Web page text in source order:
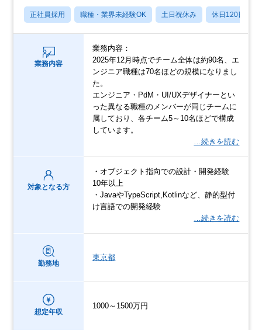
正社員採用 職種・業界未経験OK 土日祝休み 休日120日以上
業務内容
業務内容：
2025年12月時点でチーム全体は約90名、エ
ンジニア職種は70名ほどの規模になりまし
た。
エンジニア・PdM・UI/UXデザイナーとい
った異なる職種のメンバーが同じチームに
属しており、各チーム5～10名ほどで構成
しています。
…続きを読む
対象となる方
・オブジェクト指向での設計・開発経験
10年以上
・JavaやTypeScript,Kotlinなど、静的型付
け言語での開発経験
…続きを読む
勤務地
東京都
想定年収
1000～1500万円